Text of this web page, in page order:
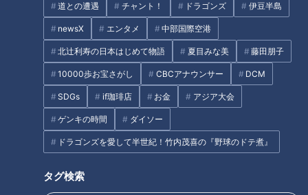
道との遭遇 チャント！ ドラゴンズ 伊豆半島
newsX エンタメ 中部国際空港
北辻利寿の日本はじめて物語 夏目みな美 藤田朋子
10000歩お宝さがし CBCアナウンサー DCM
SDGs if珈琲店 お金 アジア大会
ゲンキの時間 ダイソー
ドラゴンズを愛して半世紀！竹内茂喜の『野球のドテ煮』
タグ検索
シドラマで吉本多香美自身が経験したであろうと思われる恋愛
のストーリーと相手を思う気持ち、吉本の情の深さを知ってし
しかし、吉本自身は、スジナシを成立させることに専念し架空
のストーリーを展開させているつもりになっている。計算や読
みは一切無いのだ・・。実際にこのドラマは、吉本の迫真の演
技によってモニタースタジオの観客の涙を誘い、見ているスタ
強さと「相手を思う純粋な気持ち」が伝わったからである。結